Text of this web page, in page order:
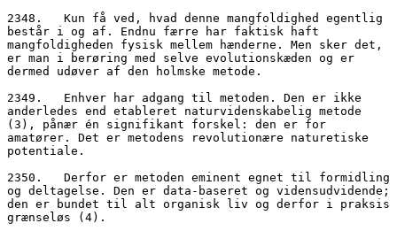
2348.   Kun få ved, hvad denne mangfoldighed egentlig
består i og af. Endnu færre har faktisk haft
mangfoldigheden fysisk mellem hænderne. Men sker det,
er man i berøring med selve evolutionskæden og er
dermed udøver af den holmske metode.
2349.   Enhver har adgang til metoden. Den er ikke
anderledes end etableret naturvidenskabelig metode
(3), pånær én signifikant forskel: den er for
amatører. Det er metodens revolutionære naturetiske
potentiale.
2350.   Derfor er metoden eminent egnet til formidling
og deltagelse. Den er data-baseret og vidensudvidende;
den er bundet til alt organisk liv og derfor i praksis
grænseløs (4).